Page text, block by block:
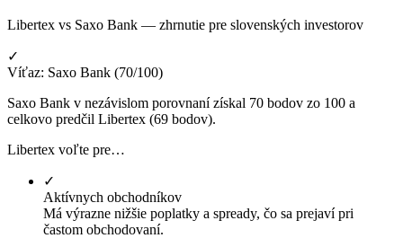
Libertex vs Saxo Bank — zhrnutie pre slovenských investorov
✓
Víťaz: Saxo Bank (70/100)
Saxo Bank v nezávislom porovnaní získal 70 bodov zo 100 a
celkovo predčil Libertex (69 bodov).
Libertex voľte pre…
✓
Aktívnych obchodníkov
Má výrazne nižšie poplatky a spready, čo sa prejaví pri
častom obchodovaní.